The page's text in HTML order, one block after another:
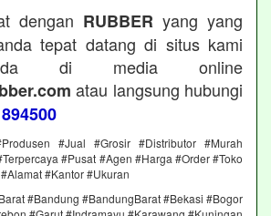
dengan RUBBER yang yang
tepat datang di situs kami
di media online
atau langsung hubungi
#Jual #Grosir #Distributor #Murah
#Pusat #Agen #Harga #Order #Toko
#Kantor #Ukuran
#Bandung #BandungBarat #Bekasi #Bogor